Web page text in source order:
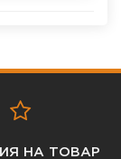
НА ТОВАР